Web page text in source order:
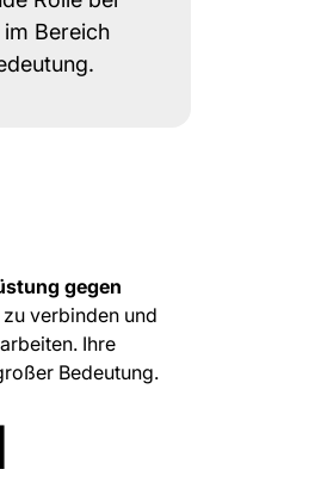
Bereich
gegen
zu verbinden und
Ihre
Bedeutung.